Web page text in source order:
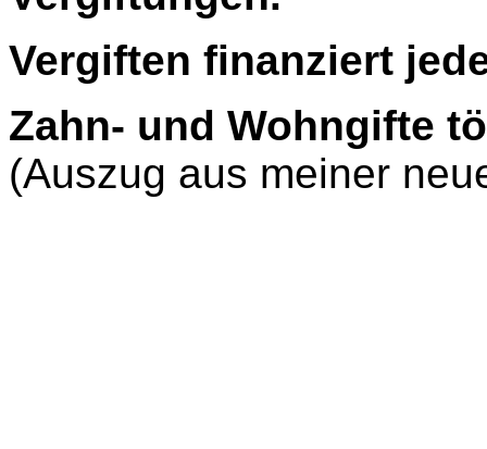
Vergiften finanziert
Zahn- und Wohngifte
(Auszug aus meiner